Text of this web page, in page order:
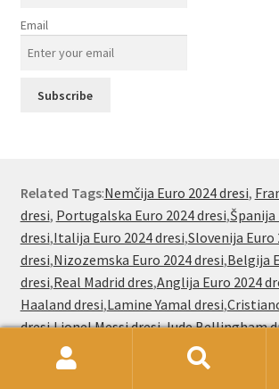
Email
Related Tags:Nemčija Euro 2024 dresi,
dresi, Portugalska Euro 2024 dresi,Španija
dresi,Italija Euro 2024 dresi,Slovenija Euro
dresi,Nizozemska Euro 2024 dresi,Belgija
dresi,Real Madrid dres,Anglija Euro 2024
Haaland dresi,Lamine Yamal dresi,
dresi,Lionel Messi dresi,Jude Bellingham
Mbappe dresi
Jude Bellingham dresi